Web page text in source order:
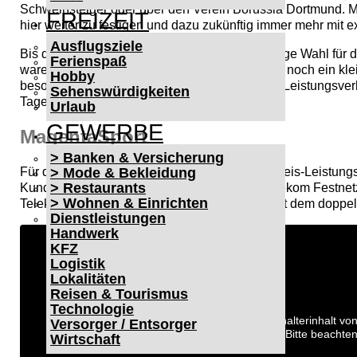
FREIZEIT
Ausflugsziele
Ferienspaß
Hobby
Sehenswürdigkeiten
Urlaub
GEWERBE
> Banken & Versicherung
> Mode & Bekleidung
> Restaurants
> Wohnen & Einrichten
Dienstleistungen
Handwerk
KFZ
Logistik
Lokalitäten
Reisen & Tourismus
Technologie
Versorger / Entsorger
Wirtschaft
Schweinsteiger oder über den Verein Borussia Dortmund.
hier weiter zu festigen und dazu zukünftig immer mehr mit
Bis dahin ist das Sportangebot genau die richtige Wahl
waren und aufgrund eines Sportinteresses hier noch ein
besonders wegen seines äußerst guten Preis-
Tage vorher kostenlos testen.
MagentaSport
Für den Telekom-Kunden mit Sicherheit das Preis-
Kunden aus die noch keinen bestehenden Telekom
Telekom müssen hier, je nach Abo-Variante, mit dem
Sie sehen gerade einen Platzhalterinhalt von
Schaltfläche unten. Bitte